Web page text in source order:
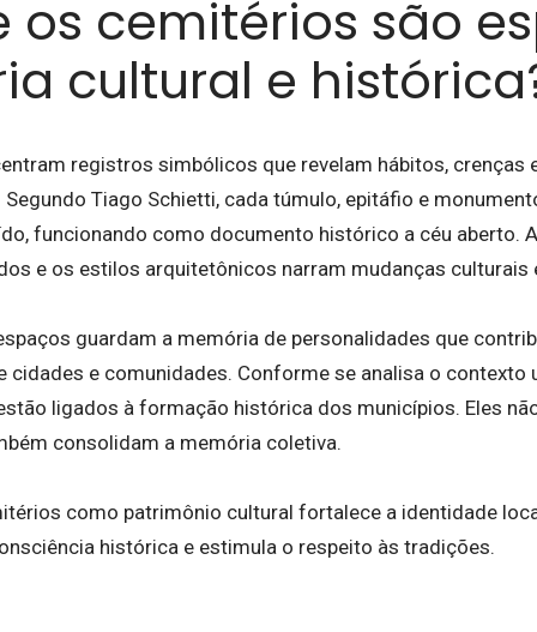
os cemitérios são
cultural e
registros simbólicos que revelam hábitos,
Tiago Schietti, cada túmulo, epitáfio e
funcionando como documento histórico a céu aberto.
e os estilos arquitetônicos narram mudanças culturais
guardam a memória de personalidades que
cidades e comunidades. Conforme se analisa o contexto
ligados à formação histórica dos municípios. Eles
consolidam a memória coletiva.
como patrimônio cultural fortalece a identidade
histórica e estimula o respeito às tradições.